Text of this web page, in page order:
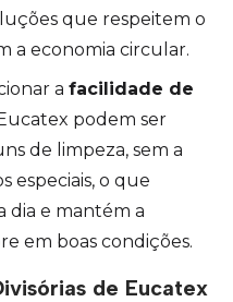
que respeitem o
a economia circular.
afacilidade de
podem ser
de limpeza, sem a
especiais, o que
dia e mantém a
em boas condições.
de Eucatex